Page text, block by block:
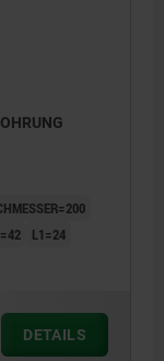
L1=24
DETAILS